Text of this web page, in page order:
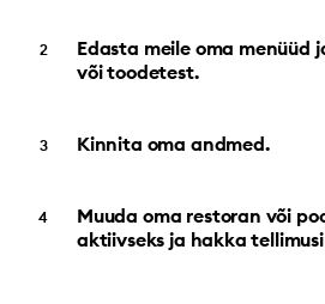
Edasta meile oma menüüd
või toodetest.
Kinnita oma andmed.
Muuda oma restoran või
aktiivseks ja hakka